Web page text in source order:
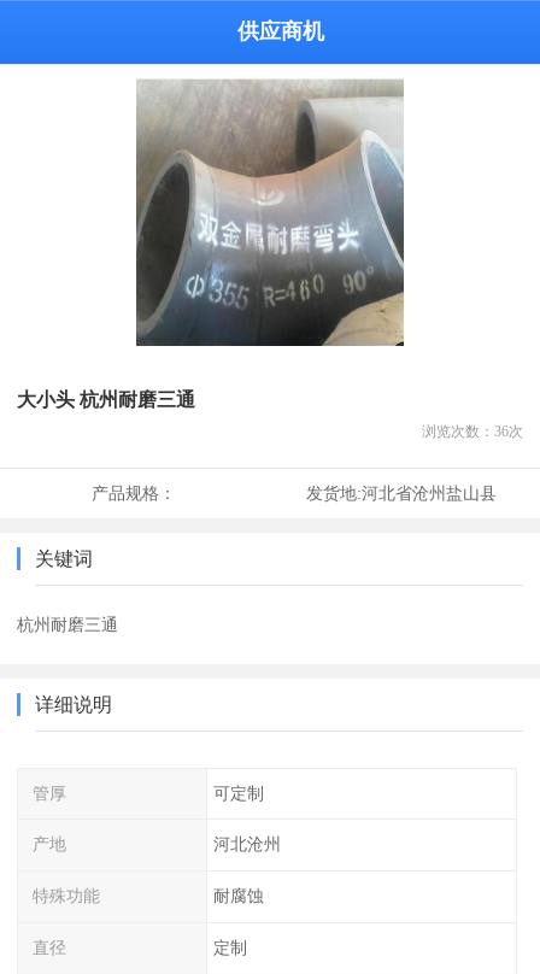
供应商机
大小头 杭州耐磨三通
浏览次数： 36次
产品规格： 发货地:河北省沧州盐山县
关键词
杭州耐磨三通
详细说明
管厚 可定制
产地 河北沧州
特殊功能 耐腐蚀
直径 定制